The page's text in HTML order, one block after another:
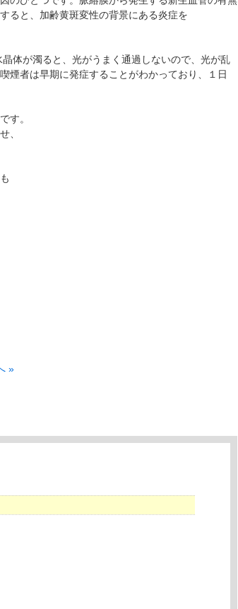
ると、加齢黄斑変性の背景にある炎症を
体が濁ると、光がうまく通過しないので、光が乱
煙者は早期に発症することがわかっており、１日
す。
、
»